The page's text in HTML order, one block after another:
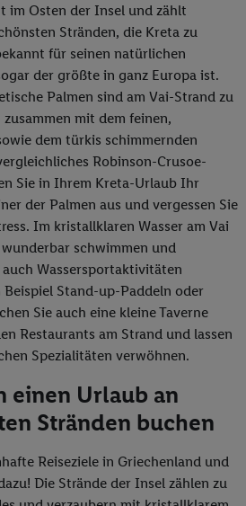
im Osten der Insel und zählt
Stränden, die Kreta zu
für seinen natürlichen
der größte in ganz Europa ist.
Palmen sind am Vai-Strand zu
mit dem feinen,
dem türkis schimmernden
Robinson-Crusoe-
Sie in Ihrem Kreta-Urlaub Ihr
der Palmen aus und vergessen Sie
Im kristallklaren Wasser am Vai
schwimmen und
Wassersportaktivitäten
Beispiel Stand-up-Paddeln oder
Sie auch eine kleine Taverne
Restaurants am Strand und lassen
Spezialitäten verwöhnen.
einen Urlaub an
Stränden buchen
Reiseziele in Griechenland und
Die Strände der Insel zählen zu